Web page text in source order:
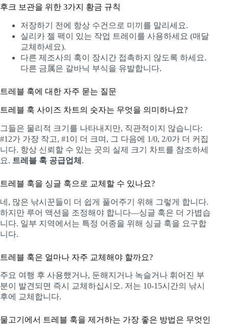
후크 보관을 위한 3가지 황금 규칙
저장하기 전에 항상 수건으로 미끼를 말리세요.
실리카 젤 팩이 있는 작업 트레이를 사용하세요 (매달
교체하세요).
다른 제조사의 훅이 장시간 접촉하지 않도록 하세요.
다른 금属은 갈바닉 부식을 유발합니다.
트레블 훅에 대한 자주 묻는 질문
트레블 훅 사이즈 차트의 숫자는 무엇을 의미하나요?
그들은 물리적 크기를 나타내지만, 직관적이지 않습니다:
#12가 가장 작고, #1이 더 크며, 그 다음에 1/0, 2/0가 더 커집
니다. 항상 신뢰할 수 있는 곳의 실제 크기 차트를 참조하세
요. 트레블 훅 공급업체 .
트레블 훅을 싱글 훅으로 교체할 수 있나요?
네, 많은 낚시꾼들이 더 쉽게 풀어주기 위해 그렇게 합니다.
하지만 루어 액션을 조정해야 합니다—싱글 훅은 더 가볍습
니다. 일부 지역에서는 특정 어종을 위해 싱글 훅을 요구합
니다.
트레블 훅은 얼마나 자주 교체해야 할까요?
주요 여행 후 사용했거나, 둔해지거나 녹슬거나 휘어진 부
분이 발견되면 즉시 교체하십시오. 저는 10-15시간의 낚시
후에 교체합니다.
물고기에서 트레블 훅을 제거하는 가장 좋은 방법은 무엇인